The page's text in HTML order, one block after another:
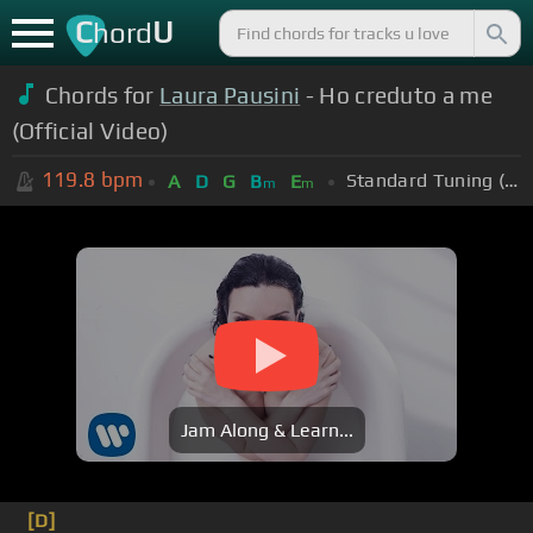
ChordU
Chords for Laura Pausini - Ho creduto a me
(Official Video)
119.8 bpm A D G Bm Em Standard Tuning (EADGBE)
Jam Along & Learn...
[D]